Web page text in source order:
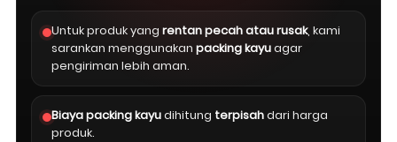
Untuk produk yang rentan pecah atau rusak, kami
sarankan menggunakan packing kayuagar
pengiriman lebih aman.
Biaya packing kayudihitung terpisahdari harga
produk.